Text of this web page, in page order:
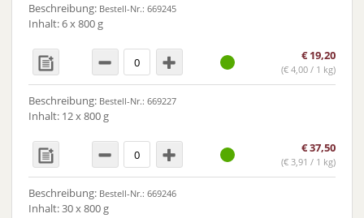
Beschreibung: Bestell-Nr.: 669245
Inhalt: 6 x 800 g
€19,20
(€4,00 / 1 kg)
Beschreibung: Bestell-Nr.: 669227
Inhalt: 12 x 800 g
€37,50
(€3,91 / 1 kg)
Beschreibung: Bestell-Nr.: 669246
Inhalt: 30 x 800 g